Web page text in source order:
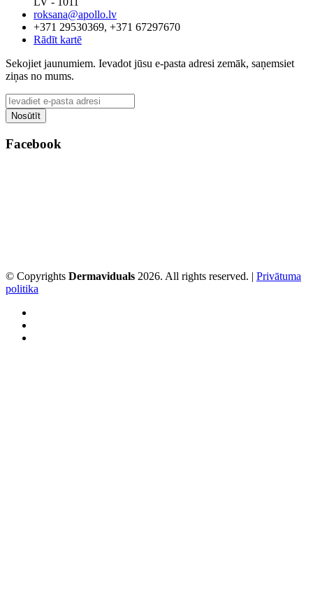
roksana@apollo.lv
+371 29530369, +371 67297670
Rādīt kartē
Sekojiet jaunumiem. Ievadot jūsu e-pasta adresi zemāk, saņemsiet
ziņas no mums.
Facebook
© Copyrights Dermaviduals 2026. All rights reserved. | Privātuma
politika